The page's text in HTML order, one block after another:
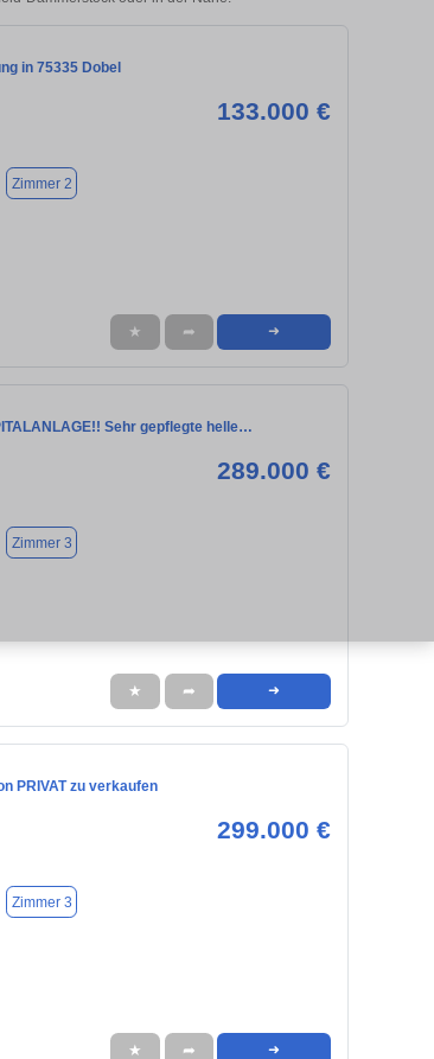
in 75335 Dobel
133.000 €
Zimmer 2
★ ➦ ➜
Sehr gepflegte helle…
289.000 €
Zimmer 3
★ ➦ ➜
PRIVAT zu verkaufen
299.000 €
Zimmer 3
★ ➦ ➜